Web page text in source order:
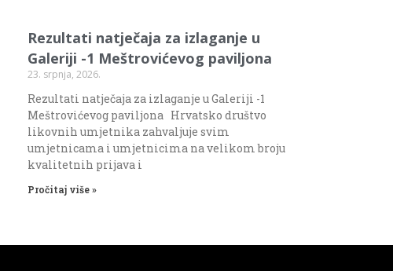
Rezultati natječaja za izlaganje u
Galeriji -1 Meštrovićevog paviljona
23. srpnja, 2026.
Rezultati natječaja za izlaganje u Galeriji -1
Meštrovićevog paviljona Hrvatsko društvo
likovnih umjetnika zahvaljuje svim
umjetnicama i umjetnicima na velikom broju
kvalitetnih prijava i
Pročitaj više »